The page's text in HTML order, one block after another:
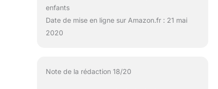
enfants
Date de mise en ligne sur Amazon.fr : 21 mai
2020
Note de la rédaction 18/20